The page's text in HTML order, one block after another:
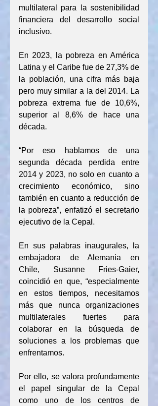
multilateral para la sostenibilidad
financiera del desarrollo social
inclusivo.
En 2023, la pobreza en América
Latina y el Caribe fue de 27,3% de
la población, una cifra más baja
pero muy similar a la del 2014. La
pobreza extrema fue de 10,6%,
superior al 8,6% de hace una
década.
“Por eso hablamos de una
segunda década perdida entre
2014 y 2023, no solo en cuanto a
crecimiento económico, sino
también en cuanto a reducción de
la pobreza”, enfatizó el secretario
ejecutivo de la Cepal.
En sus palabras inaugurales, la
embajadora de Alemania en
Chile, Susanne Fries-Gaier,
coincidió en que, “especialmente
en estos tiempos, necesitamos
más que nunca organizaciones
multilaterales fuertes para
colaborar en la búsqueda de
soluciones a los problemas que
enfrentamos.
Por ello, se valora profundamente
el papel singular de la Cepal
como uno de los centros de